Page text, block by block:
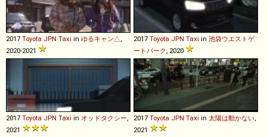
2017 Toyota JPN Taxi in ゆるキャン△
2020-2021
2017 Toyota JPN Taxi in 池袋ウエストゲ
ートパーク , 2020
2017 Toyota JPN Taxi in オッドタクシー
2021
2017 Toyota JPN Taxi in 太陽は動かない
2021